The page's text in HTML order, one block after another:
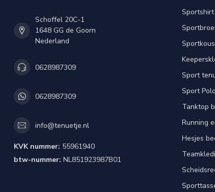
Schoffel 20C-1
1648 GG de Goorn
Nederland
0628987309
0628987309
info@tenuetje.nl
KVK nummer: 55961940
btw-nummer: NL851923987B01
Sport
Sport
Tanktop
Running
Hesjes